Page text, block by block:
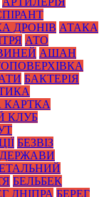
ДРОНІВ АТАКА
АТО
АШАН
БАКТЕРІЯ
КАРТКА
КЛУБ
БЕЗВІЗ
БЕЛЬБЕК
ДНІПРА БЕРЕГ